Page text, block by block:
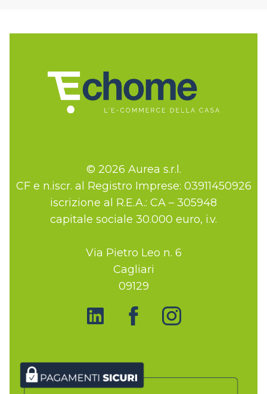
© 2026 Aurea s.r.l.
CF e n.iscr. al Registro Imprese: 03911450926
iscrizione al R.E.A.: CA – 305948
capitale sociale 30.000 euro, i.v.
Via Pietro Leo n. 6
Cagliari
09129